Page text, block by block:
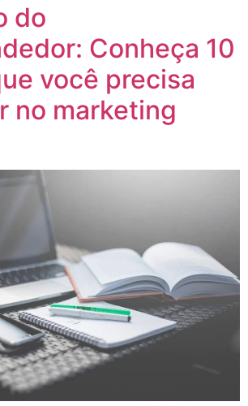
do
Conheça 10
você precisa
no marketing